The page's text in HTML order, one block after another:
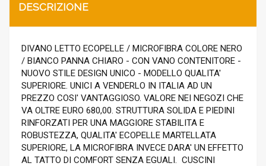
DESCRIZIONE
DIVANO LETTO ECOPELLE / MICROFIBRA COLORE NERO
/ BIANCO PANNA CHIARO - CON VANO CONTENITORE -
NUOVO STILE DESIGN UNICO - MODELLO QUALITA'
SUPERIORE. UNICI A VENDERLO IN ITALIA AD UN
PREZZO COSI' VANTAGGIOSO. VALORE NEI NEGOZI CHE
VA OLTRE EURO 680,00. STRUTTURA SOLIDA E PIEDINI
RINFORZATI PER UNA MAGGIORE STABILITA E
ROBUSTEZZA, QUALITA' ECOPELLE MARTELLATA
SUPERIORE, LA MICROFIBRA INVECE DARA' UN EFFETTO
AL TATTO DI COMFORT SENZA EGUALI. CUSCINI